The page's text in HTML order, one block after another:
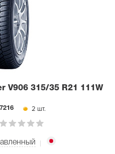
V906 315/35 R21 111W
2 шт.